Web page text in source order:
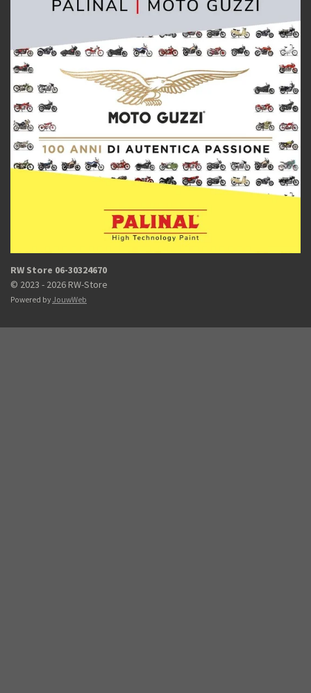
RW Store 06-30324670
© 2023 - 2026 RW-Store
Powered by JouwWeb